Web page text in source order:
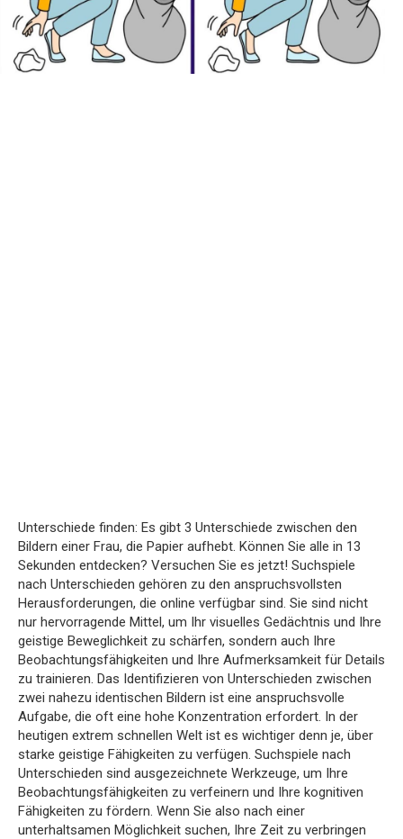
Unterschiede finden: Es gibt 3 Unterschiede zwischen den
Bildern einer Frau, die Papier aufhebt. Können Sie alle in 13
Sekunden entdecken? Versuchen Sie es jetzt! Suchspiele
nach Unterschieden gehören zu den anspruchsvollsten
Herausforderungen, die online verfügbar sind. Sie sind nicht
nur hervorragende Mittel, um Ihr visuelles Gedächtnis und Ihre
geistige Beweglichkeit zu schärfen, sondern auch Ihre
Beobachtungsfähigkeiten und Ihre Aufmerksamkeit für Details
zu trainieren. Das Identifizieren von Unterschieden zwischen
zwei nahezu identischen Bildern ist eine anspruchsvolle
Aufgabe, die oft eine hohe Konzentration erfordert. In der
heutigen extrem schnellen Welt ist es wichtiger denn je, über
starke geistige Fähigkeiten zu verfügen. Suchspiele nach
Unterschieden sind ausgezeichnete Werkzeuge, um Ihre
Beobachtungsfähigkeiten zu verfeinern und Ihre kognitiven
Fähigkeiten zu fördern. Wenn Sie also nach einer
unterhaltsamen Möglichkeit suchen, Ihre Zeit zu verbringen